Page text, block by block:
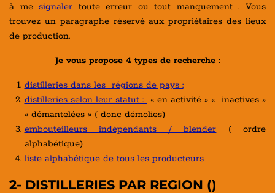
à mesignaler toute erreur ou tout manquement . Vous
trouvez un paragraphe réservé aux propriétaires des lieux
de production.
Je vous propose 4 types de recherche :
distilleries dans les régions de pays :
distilleries selon leur statut :
« en activité » « inactives »
« démantelées » ( donc démolies)
embouteilleurs indépendants / blender ( ordre
alphabétique)
liste alphabétique de tous les producteurs
2- DISTILLERIES PAR REGION ()